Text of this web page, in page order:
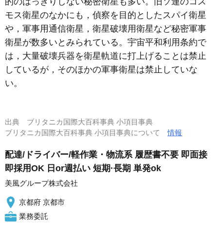
モス衛星のなかにも，偵察を目的としたスパイ衛星
や，軍事用通信衛星，衛星破壊用衛星など秘密軍事
衛星が数多いとみられている。宇宙平和利用条約で
は，大量破壊兵器を衛星軌道に打上げることは禁止
しているが，そのほかの軍事衛星は禁止していな
い。
出典 ブリタニカ国際大百科事典 小項目事典
ブリタニカ国際大百科事典 小項目事典について情報
配達/ドライバー/軽作業・物流系 履歴書不要 即面接
即採用OK 日or週払い 短期·長期 単発ok
美風グループ株式会社
京都府 京都市
業務委託